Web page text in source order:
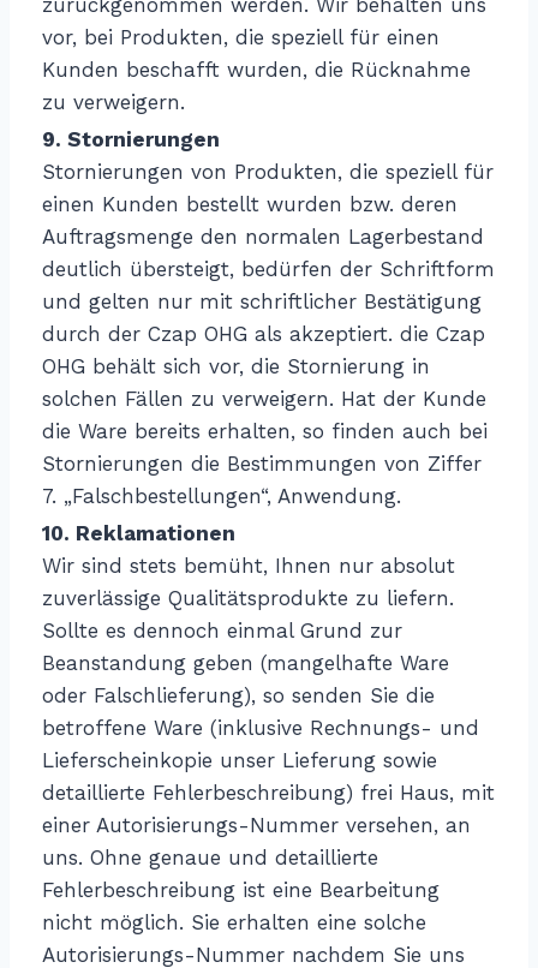
zurückgenommen werden. Wir behalten uns
vor, bei Produkten, die speziell für einen
Kunden beschafft wurden, die Rücknahme
zu verweigern.
9. Stornierungen
Stornierungen von Produkten, die speziell für
einen Kunden bestellt wurden bzw. deren
Auftragsmenge den normalen Lagerbestand
deutlich übersteigt, bedürfen der Schriftform
und gelten nur mit schriftlicher Bestätigung
durch der Czap OHG als akzeptiert. die Czap
OHG behält sich vor, die Stornierung in
solchen Fällen zu verweigern. Hat der Kunde
die Ware bereits erhalten, so finden auch bei
Stornierungen die Bestimmungen von Ziffer
7. „Falschbestellungen“, Anwendung.
10. Reklamationen
Wir sind stets bemüht, Ihnen nur absolut
zuverlässige Qualitätsprodukte zu liefern.
Sollte es dennoch einmal Grund zur
Beanstandung geben (mangelhafte Ware
oder Falschlieferung), so senden Sie die
betroffene Ware (inklusive Rechnungs- und
Lieferscheinkopie unser Lieferung sowie
detaillierte Fehlerbeschreibung) frei Haus, mit
einer Autorisierungs-Nummer versehen, an
uns. Ohne genaue und detaillierte
Fehlerbeschreibung ist eine Bearbeitung
nicht möglich. Sie erhalten eine solche
Autorisierungs-Nummer nachdem Sie uns